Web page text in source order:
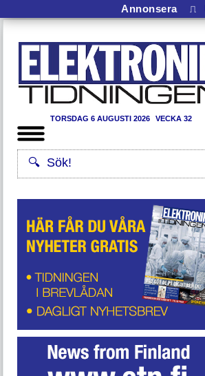
Annonsera ⎍
TORSDAG 6 AUGUSTI 2026 VECKA 32